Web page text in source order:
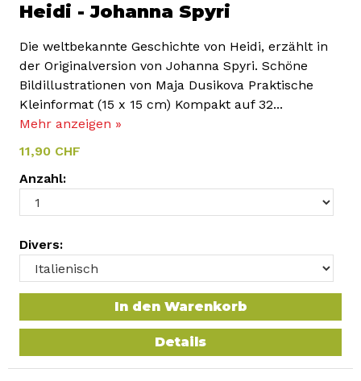
Heidi - Johanna Spyri
Die weltbekannte Geschichte von Heidi, erzählt in
der Originalversion von Johanna Spyri. Schöne
Bildillustrationen von Maja Dusikova Praktische
Kleinformat (15 x 15 cm) Kompakt auf 32...
Mehr anzeigen »
11,90 CHF
Anzahl:
Divers:
In den Warenkorb
Details